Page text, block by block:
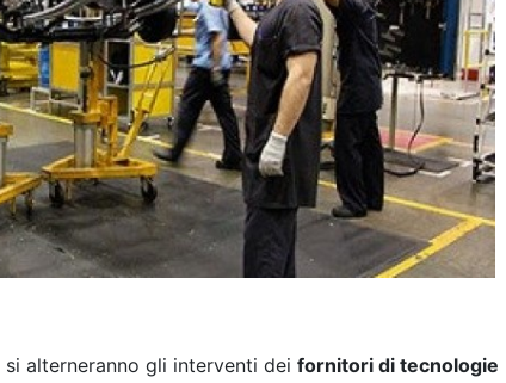
si alterneranno gli interventi dei fornitori di tecnologie